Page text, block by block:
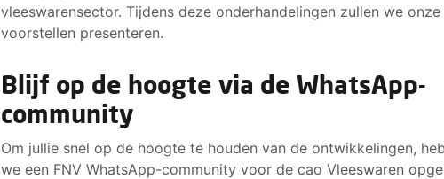
vleeswarensector. Tijdens deze onderhandelingen zullen we
voorstellen presenteren.
Blijf op de hoogte via de WhatsApp-
community
Om jullie snel op de hoogte te houden van de ontwikkelingen,
we een FNV WhatsApp-community voor de cao Vleeswaren